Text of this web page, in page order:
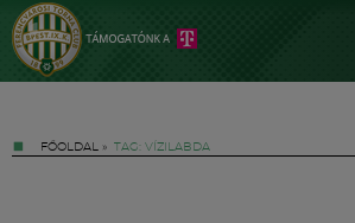
FŐOLDAL » TAG: VÍZILABDA